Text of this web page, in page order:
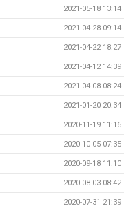
2021-05-18 13:14
2021-04-28 09:14
2021-04-22 18:27
2021-04-12 14:39
2021-04-08 08:24
2021-01-20 20:34
2020-11-19 11:16
2020-10-05 07:35
2020-09-18 11:10
2020-08-03 08:42
2020-07-31 21:39